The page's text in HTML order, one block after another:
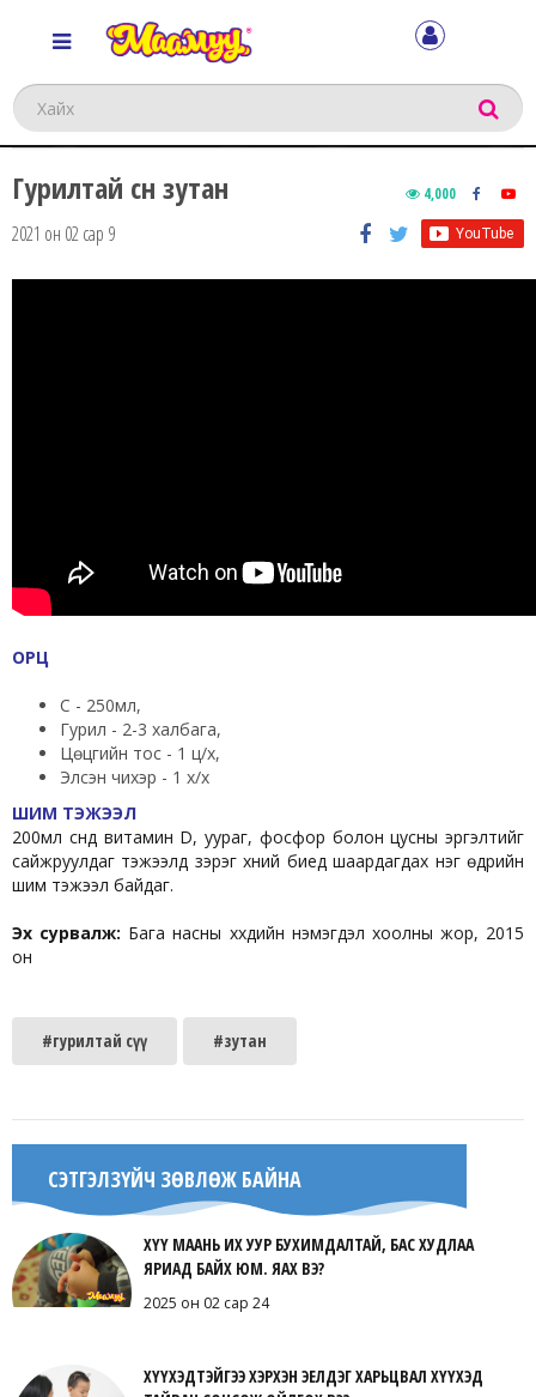
Хайх
Гурилтай сүүн зутан 4,000
2021 он 02 сар 9
ОРЦ
Сүү - 250мл,
Гурил - 2-3 халбага,
Цөцгийн тос - 1 ц/х,
Элсэн чихэр - 1 х/х
ШИМ ТЭЖЭЭЛ
200мл сүүнд витамин D, уураг, фосфор болон цусны эргэлтийг
сайжруулдаг тэжээлүүд зэрэг хүний биед шаардагдах нэг өдрийн
шим тэжээл байдаг.
Эх сурвалж: Бага насны хүүхдийн нэмэгдэл хоолны жор, 2015
он
#гурилтай сүү #зутан
СЭТГЭЛЗҮЙЧ ЗӨВЛӨЖ БАЙНА
ХҮҮ МААНЬ ИХ УУР БУХИМДАЛТАЙ, БАС ХУДЛАА
ЯРИАД БАЙХ ЮМ. ЯАХ ВЭ?
2025 он 02 сар 24
ХҮҮХЭДТЭЙГЭЭ ХЭРХЭН ЭЕЛДЭГ ХАРЬЦВАЛ ХҮҮХЭД